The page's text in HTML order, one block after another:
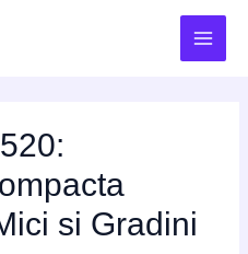
si Gradini